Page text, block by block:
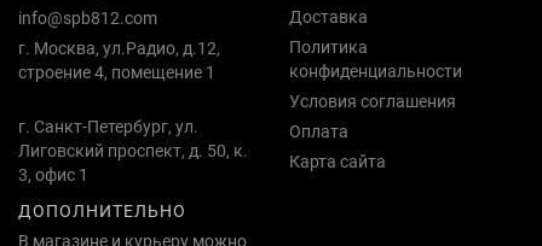
info@spb812.com
г. Москва, ул.Радио, д.12,
строение 4, помещение 1
г. Санкт-Петербург, ул.
Лиговский проспект, д. 50, к.
3, офис 1
Доставка
Политика
конфиденциальности
Условия соглашения
Оплата
Карта сайта
ДОПОЛНИТЕЛЬНО
В магазине и курьеру можно